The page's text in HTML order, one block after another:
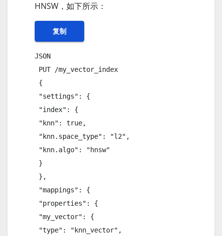
HNSW，如下所示：
复制
JSON
PUT /my_vector_index
{
"settings": {
"index": {
"knn": true,
"knn.space_type": "l2",
"knn.algo": "hnsw"
}
},
"mappings": {
"properties": {
"my_vector": {
"type": "knn_vector",